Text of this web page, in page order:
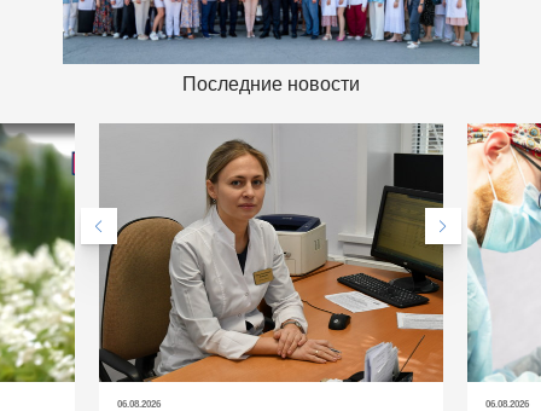
Последние новости
06.08.2026 06.08.2026